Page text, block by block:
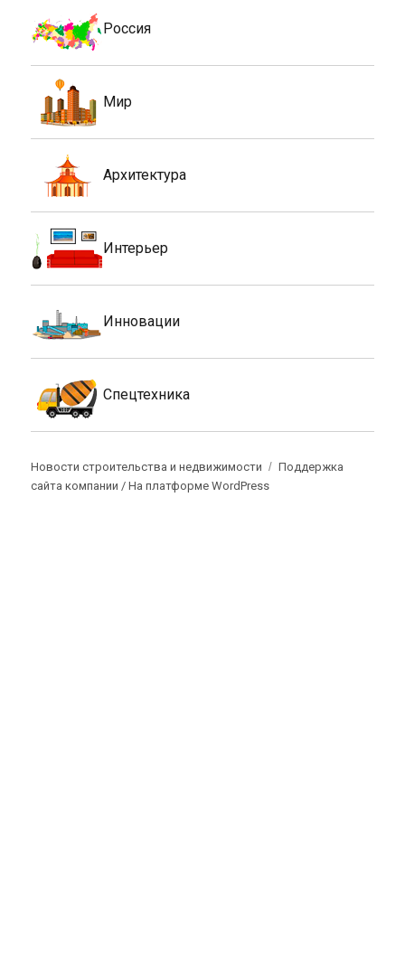
Россия
Мир
Архитектура
Интерьер
Инновации
Спецтехника
Новости строительства и недвижимости
Поддержка
сайта компании /На платформе WordPress